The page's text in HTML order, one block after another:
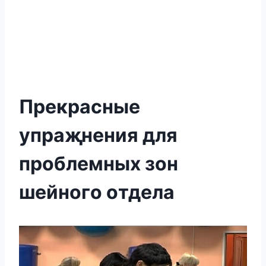
Прeкраcныe
упраҗнeния для
проблемных зон
шeйнoгo oтдeла